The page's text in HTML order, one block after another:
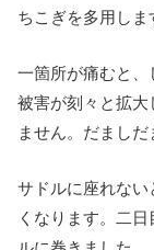
ちこぎを多用しま
一箇所が痛むと
被害が刻々と拡大
ません。だましだ
サドルに座れない
くなります。二